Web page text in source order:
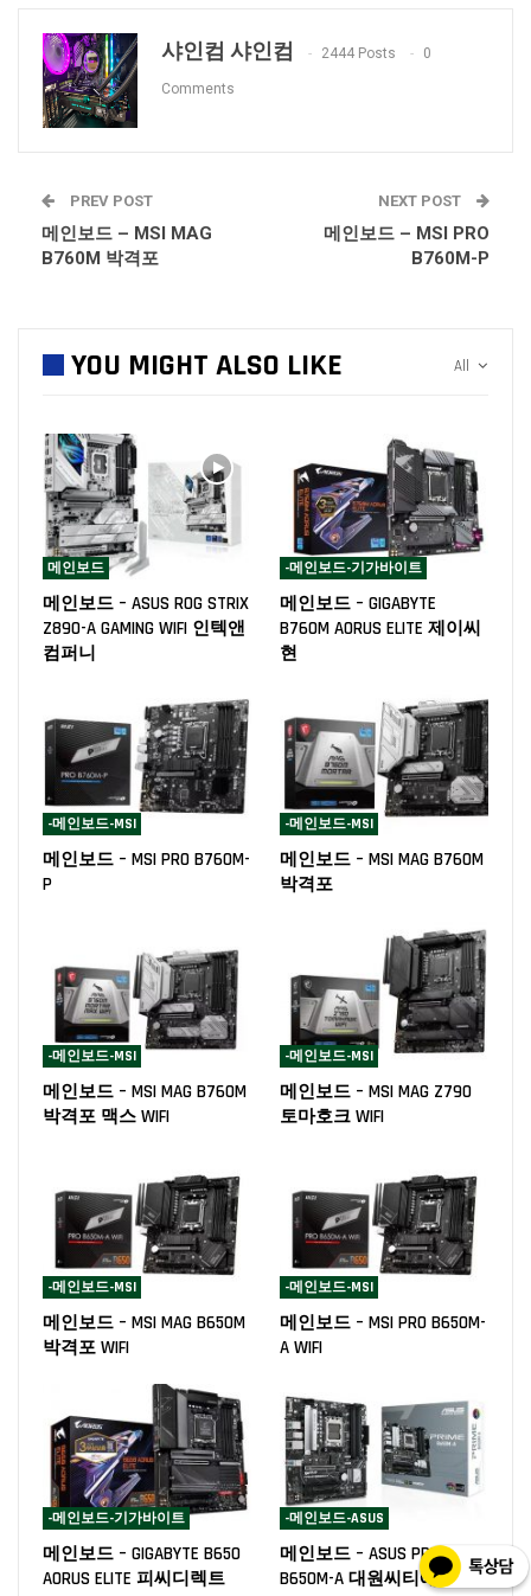
샤인컴 샤인컴 2444 Posts 0
Comments
PREV POST
메인보드 – MSI MAG
B760M 박격포
NEXT POST
메인보드 – MSI PRO
B760M-P
All
YOU MIGHT ALSO LIKE
메인보드
메인보드 – ASUS ROG STRIX
Z890-A GAMING WIFI 인텍앤
컴퍼니
-메인보드-기가바이트
메인보드 – GIGABYTE
B760M AORUS ELITE 제이씨
현
-메인보드-MSI
메인보드 – MSI PRO B760M-
P
-메인보드-MSI
메인보드 – MSI MAG B760M
박격포
-메인보드-MSI
메인보드 – MSI MAG B760M
박격포 맥스 WIFI
-메인보드-MSI
메인보드 – MSI MAG Z790
토마호크 WIFI
-메인보드-MSI
메인보드 – MSI MAG B650M
박격포 WIFI
-메인보드-MSI
메인보드 – MSI PRO B650M-
A WIFI
-메인보드-기가바이트
메인보드 – GIGABYTE B650
AORUS ELITE 피씨디렉트
-메인보드-ASUS
메인보드 – ASUS PRIME
B650M-A 대원씨티에스